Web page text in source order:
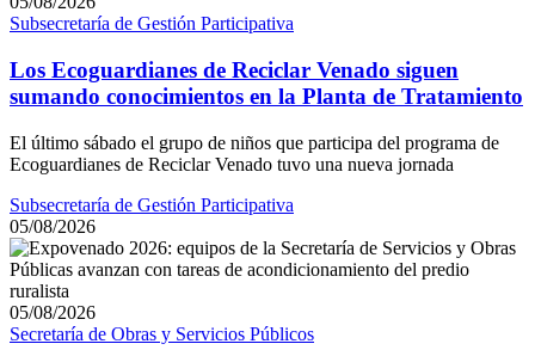
Subsecretaría de Gestión Participativa
Los Ecoguardianes de Reciclar Venado siguen
sumando conocimientos en la Planta de Tratamiento
El último sábado el grupo de niños que participa del programa de
Ecoguardianes de Reciclar Venado tuvo una nueva jornada
Subsecretaría de Gestión Participativa
05/08/2026
05/08/2026
Secretaría de Obras y Servicios Públicos